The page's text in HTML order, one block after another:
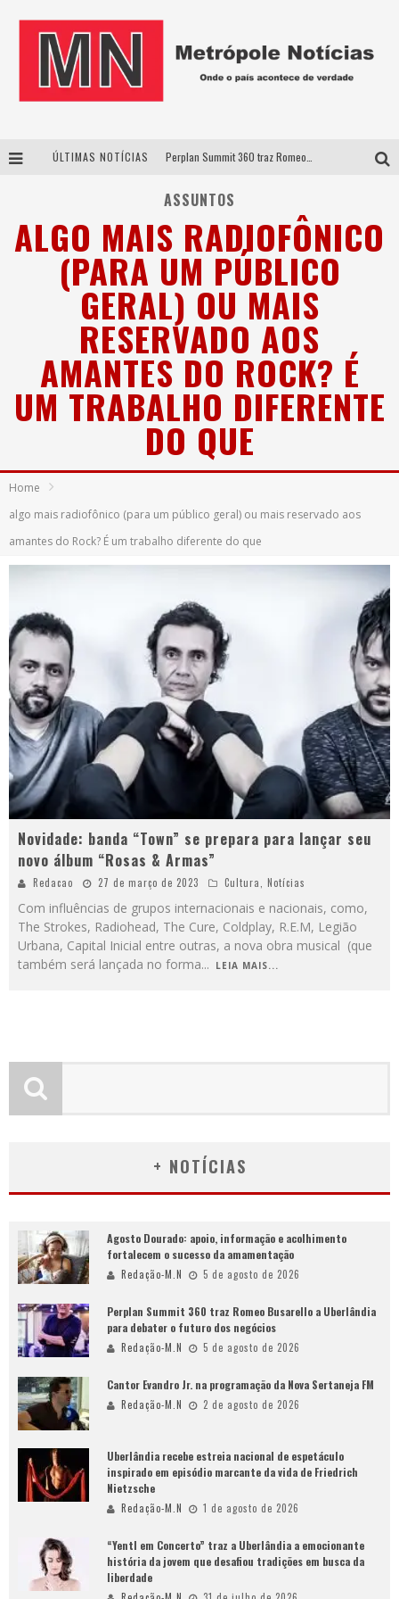
ÚLTIMAS NOTÍCIAS
Uberlândia recebe estreia nacional de espetáculo inspirado em episódio marcante da vida de Friedrich Nietzsche
Agosto Dourado: apoio, informação e acolhimento fortalecem o sucesso da amamentação
ASSUNTOS
ALGO MAIS RADIOFÔNICO
(PARA UM PÚBLICO
GERAL) OU MAIS
RESERVADO AOS
AMANTES DO ROCK? É
UM TRABALHO DIFERENTE
DO QUE
Home
algo mais radiofônico (para um público geral) ou mais reservado aos
amantes do Rock? É um trabalho diferente do que
Novidade: banda “Town” se prepara para lançar seu
novo álbum “Rosas & Armas”
Redacao 27 de março de 2023 Cultura, Notícias
Com influências de grupos internacionais e nacionais, como,
The Strokes, Radiohead, The Cure, Coldplay, R.E.M, Legião
Urbana, Capital Inicial entre outras, a nova obra musical (que
também será lançada no forma... LEIA MAIS...
+ NOTÍCIAS
Agosto Dourado: apoio, informação e acolhimento
fortalecem o sucesso da amamentação
Redação-M.N 5 de agosto de 2026
Perplan Summit 360 traz Romeo Busarello a Uberlândia
para debater o futuro dos negócios
Redação-M.N 5 de agosto de 2026
Cantor Evandro Jr. na programação da Nova Sertaneja FM
Redação-M.N 2 de agosto de 2026
Uberlândia recebe estreia nacional de espetáculo
inspirado em episódio marcante da vida de Friedrich
Nietzsche
Redação-M.N 1 de agosto de 2026
“Yentl em Concerto” traz a Uberlândia a emocionante
história da jovem que desafiou tradições em busca da
liberdade